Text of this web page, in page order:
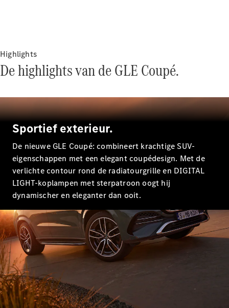
C-Klasse
Limousine
Elektrisch
EQE
EQS
Limousine
Elektrisch
E-Klasse
Limousine
S-Klasse
S-Klasse
Lang
Mercedes-
Maybach S-
Klasse
Configurator
Mercedes-
Benz Store
SUV
Highlights
De highlights van de GLE Coupé.
Sportief exterieur.
De nieuwe GLE Coupé: combineert krachtige SUV-
eigenschappen met een elegant coupédesign. Met de
verlichte contour rond de radiatourgrille en DIGITAL
LIGHT-koplampen met sterpatroon oogt hij
dynamischer en eleganter dan ooit.